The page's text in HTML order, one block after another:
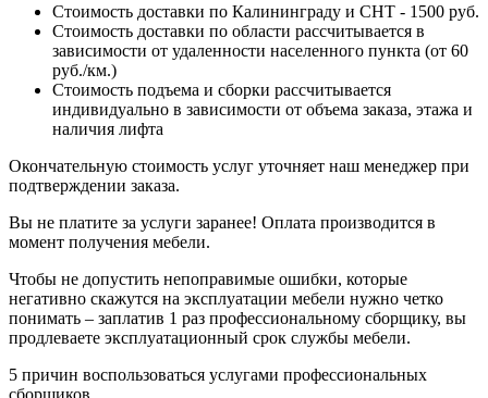
Стоимость доставки по Калининграду и СНТ - 1500 руб.
Стоимость доставки по области рассчитывается в
зависимости от удаленности населенного пункта (от 60
руб./км.)
Стоимость подъема и сборки рассчитывается
индивидуально в зависимости от объема заказа, этажа и
наличия лифта
Окончательную стоимость услуг уточняет наш менеджер при
подтверждении заказа.
Вы не платите за услуги заранее! Оплата производится в
момент получения мебели.
Чтобы не допустить непоправимые ошибки, которые
негативно скажутся на эксплуатации мебели нужно четко
понимать – заплатив 1 раз профессиональному сборщику, вы
продлеваете эксплуатационный срок службы мебели.
5 причин воспользоваться услугами профессиональных
сборщиков